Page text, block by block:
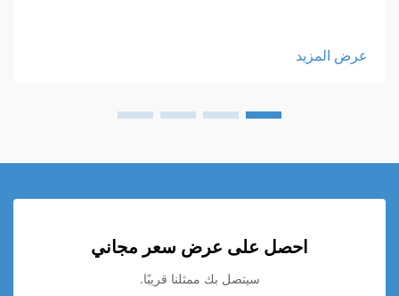
عرض المزيد
احصل على عرض سعر مجاني
سيتصل بك ممثلنا قريبًا.